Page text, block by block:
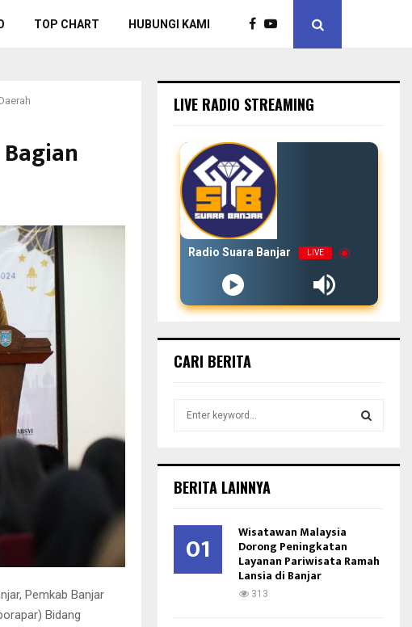
TOP CHART HUBUNGI KAMI
Pemkab Banjar
Bidang
LIVE RADIO STREAMING
Radio Suara Banjar LIVE
CARI BERITA
h
o
BERITA LAINNYA
01 Wisatawan Malaysia
Dorong Peningkatan
Layanan Pariwisata Ramah
Lansia di Banjar
313